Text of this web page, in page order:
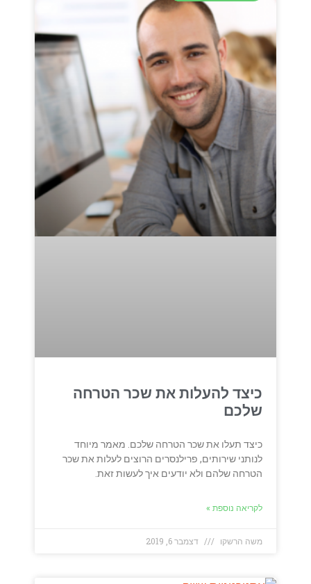
כיצד להעלות את שכר הטרחה
שלכם
כיצד תעלו את שכר הטרחה שלכם. מאמר מיוחד
לנותני שירותים, פרילנסרים הרוצים לעלות את שכר
הטרחה שלהם ולא יודעים איך לעשות זאת.
לקריאה נוספת »
משה הרשקו דצמבר 6, 2019